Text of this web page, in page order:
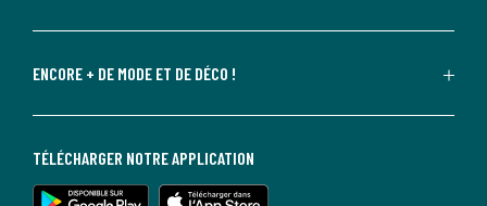
ENCORE + DE MODE ET DE DÉCO !
TÉLÉCHARGER NOTRE APPLICATION